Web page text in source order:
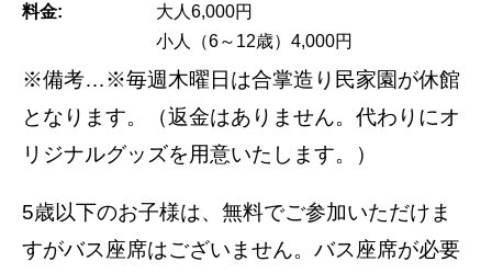
料金:
大人6,000円
小人（6～12歳）4,000円
※備考…※毎週木曜日は合掌造り民家園が休館
となります。（返金はありません。代わりにオ
リジナルグッズを用意いたします。）
5歳以下のお子様は、無料でご参加いただけま
すがバス座席はございません。バス座席が必要